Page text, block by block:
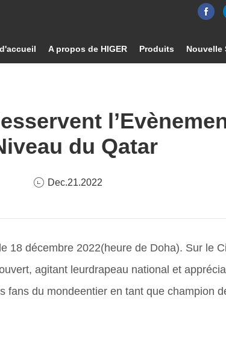
A propos de HIGER Produits Nouvelle
du Qatar
Dec.21.2022
18 décembre 2022(heure de Doha). Sur le
agitant leurdrapeau national et
du mondeentier en tant que champion